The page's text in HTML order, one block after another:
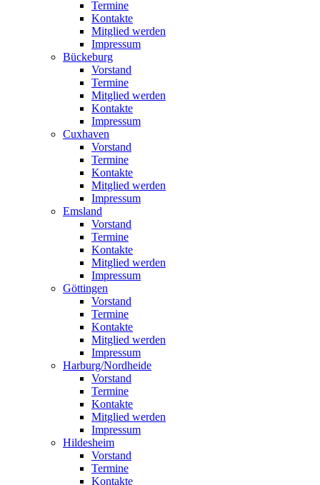
Termine
Kontakte
Mitglied werden
Impressum
Bückeburg
Vorstand
Termine
Mitglied werden
Kontakte
Impressum
Cuxhaven
Vorstand
Termine
Kontakte
Mitglied werden
Impressum
Emsland
Vorstand
Termine
Kontakte
Mitglied werden
Impressum
Göttingen
Vorstand
Termine
Kontakte
Mitglied werden
Impressum
Harburg/Nordheide
Vorstand
Termine
Kontakte
Mitglied werden
Impressum
Hildesheim
Vorstand
Termine
Kontakte